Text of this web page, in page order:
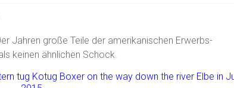
Jahren große Teile der amerikanischen Erwerbs-
keinen ähnlichen Schock.